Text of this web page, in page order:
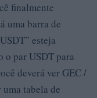
finalmente
uma barra de
esteja
o par USDT para
deverá ver GEC /
uma tabela de